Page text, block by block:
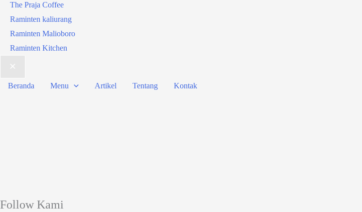
The Praja Coffee
Raminten kaliurang
Raminten Malioboro
Raminten Kitchen
Beranda Menu Artikel Tentang Kontak
Follow Kami